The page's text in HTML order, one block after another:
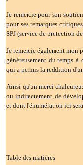
Je remercie pour son
pour ses remarques
SPJ (service de protection
Je remercie également mon
généreusement du temps
qui a permis la reddition
Ainsi qu'un merci
ou indirectement, de
et dont l'énumération ici
Table des matières